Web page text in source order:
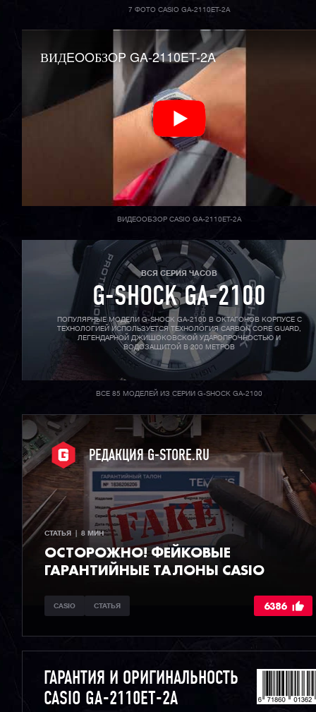
7 ФОТО CASIO GA-2110ET-2A
ВИДEOOБЗOP GA-2110ET-2A
ВИДЕООБЗОР CASIO GA-2110ET-2A
ВСЯ СЕРИЯ ЧАСОВ
G-SHOCK GA-2100
ПОПУЛЯРНЫЕ МОДЕЛИ G-SHOCK GA-2100 В ОКТАГОНОВ КОРПУСЕ С
ТЕХНОЛОГИЕЙ ИСПОЛЬЗУЕТСЯ ТЕХНОЛОГИЯ CARBON CORE GUARD,
ЛЕГЕНДАРНОЙ ДЖИШОКОВСКОЙ УДАРОПРОЧНОСТЬЮ И
ВОДОЗАЩИТОЙ В 200 МЕТРОВ
ВСЕ 85 МОДЕЛЕЙ ИЗ СЕРИИ G-SHOCK GA-2100
РЕДАКЦИЯ G-STORE.RU
СТАТЬЯ  |  8 МИН
ОСТОРОЖНО! ФЕЙКОВЫЕ
ГАРАНТИЙНЫЕ ТАЛОНЫ CASIO
CASIO СТАТЬЯ 6386
ГАРАНТИЯ И ОРИГИНАЛЬНОСТЬ
CASIO GA-2110ET-2A